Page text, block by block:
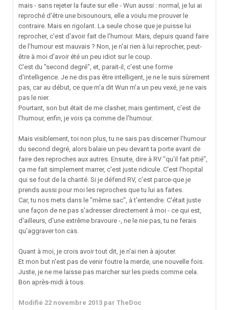
mais - sans rejeter la faute sur elle - Wun aussi : normal, je lui ai
reproché d'être une bisounours, elle a voulu me prouver le
contraire. Mais en rigolant. La seule chose que je puisse lui
reprocher, c'est d'avoir fait de l'humour. Mais, depuis quand faire
de l'humour est mauvais ? Non, je n'ai rien à lui reprocher, peut-
être à moi d'avoir été un peu idiot sur le coup.
C'est du "second degré", et, parait-il, c'est une forme
d'intelligence. Je ne dis pas être intelligent, je ne le suis sûrement
pas, car au début, ce que m'a dit Wun m'a un peu vexé, je ne vais
pas le nier.
Pourtant, son but était de me clasher, mais gentiment, c'est de
l'humour, enfin, je vois ça comme de l'humour.
Mais visiblement, toi non plus, tu ne sais pas discerner l'humour
du second degré, alors balaie un peu devant ta porte avant de
faire des reproches aux autres. Ensuite, dire à RV "qu'il fait pitié",
ça me fait simplement marrer, c'est juste ridicule. C'est l'hopital
qui se fout de la charité. Si je défend RV, c'est parce-que je
prends aussi pour moi les reproches que tu lui as faites.
Car, tu nos mets dans le "même sac", à t'entendre. C'était juste
une façon de ne pas s'adresser directement à moi - ce qui est,
d'ailleurs, d'une extrême bravoure -, ne le nie pas, tu ne ferais
qu'aggraver ton cas.
Quant à moi, je crois avoir tout dit, je n'ai rien à ajouter.
Et mon but n'est pas de venir foutre la merde, une nouvelle fois.
Juste, je ne me laisse pas marcher sur les pieds comme cela.
Bon après-midi à tous.
Modifié 22 novembre 2013 par TheDoc